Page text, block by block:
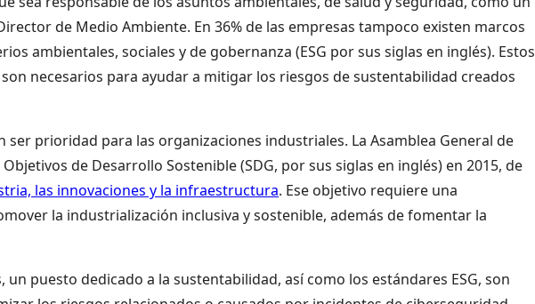
de Medio Ambiente. En 36% de las empresas tampoco existen marcos
ambientales, sociales y de gobernanza (ESG por sus siglas en inglés). Estos
necesarios para ayudar a mitigar los riesgos de sustentabilidad creados
ser prioridad para las organizaciones industriales. La Asamblea General de
de Desarrollo Sostenible (SDG, por sus siglas en inglés) en 2015, de
las innovaciones y la infraestructura. Ese objetivo requiere una
la industrialización inclusiva y sostenible, además de fomentar la
puesto dedicado a la sustentabilidad, así como los estándares ESG, son